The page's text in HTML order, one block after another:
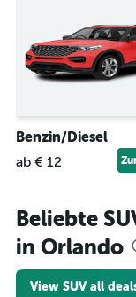
Benzin/Diesel
ab € 12
Beliebte
in Orlando
View SUV all